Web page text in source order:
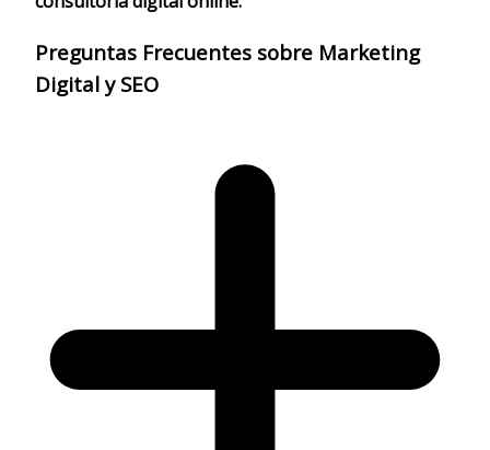
Preguntas Frecuentes sobre Marketing
Digital y SEO